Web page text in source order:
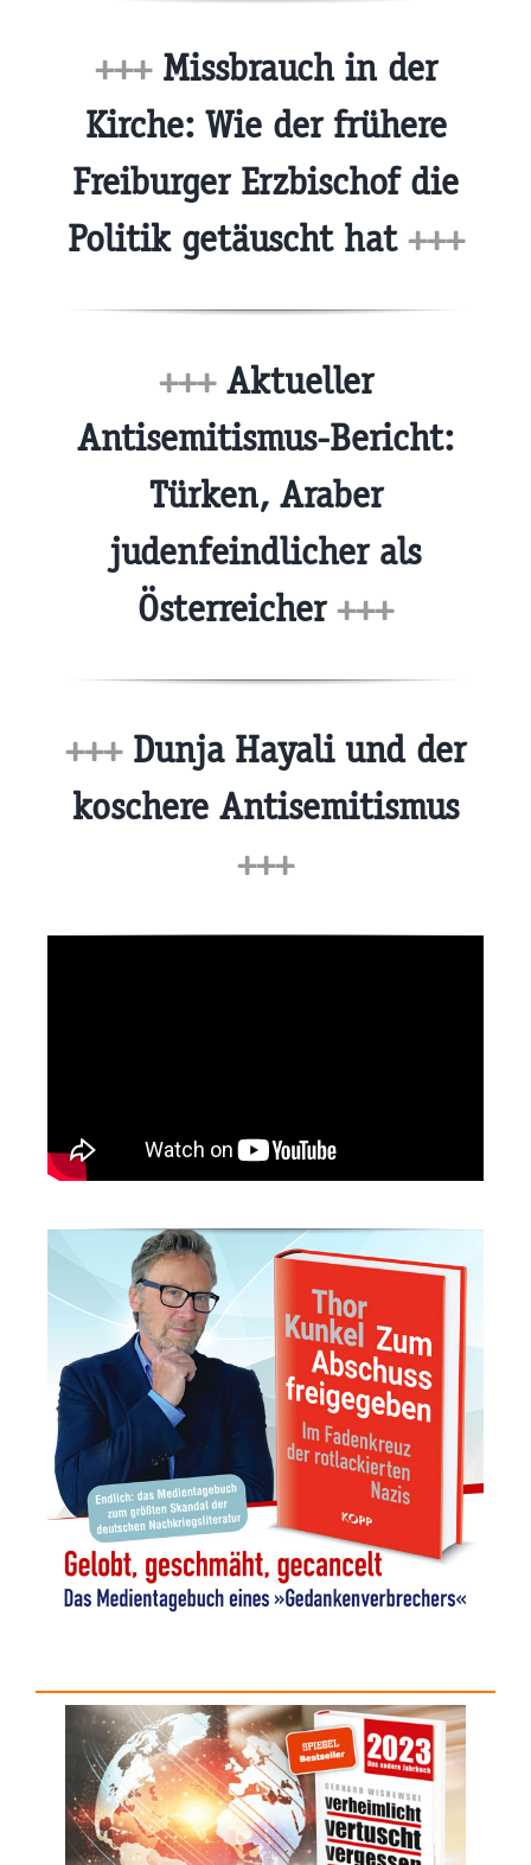
+++Missbrauch in der
Kirche: Wie der frühere
Freiburger Erzbischof die
Politik getäuscht hat +++
+++Aktueller
Antisemitismus-Bericht:
Türken, Araber
judenfeindlicher als
Österreicher+++
+++Dunja Hayali und der
koschere Antisemitismus
+++